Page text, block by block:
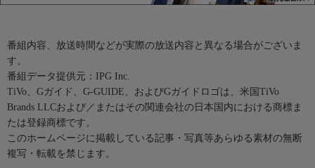
番組内容、放送時間などが実際の放送内容と異なる場合がございま
す。
番組データ提供元：IPG Inc.
TiVo、Gガイド、G-GUIDE、およびGガイドロゴは、米国TiVo
Brands LLCおよび／またはその関連会社の日本国内における商標ま
たは登録商標です。
このホームページに掲載している記事・写真等あらゆる素材の無断
複写・転載を禁じます。